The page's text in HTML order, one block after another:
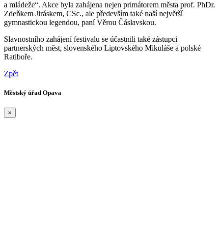
a mládeže“. Akce byla zahájena nejen primátorem města prof. PhDr.
Zdeňkem Jiráskem, CSc., ale především také naší největší
gymnastickou legendou, paní Věrou Čáslavskou.
Slavnostního zahájení festivalu se účastnili také zástupci
partnerských měst, slovenského Liptovského Mikuláše a polské
Ratiboře.
Zpět
Městský úřad Opava
×